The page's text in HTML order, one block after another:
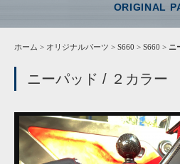
ORIGINAL
ホーム > オリジナルパーツ > S660 > S660 > ニ
ニーパッド / ２カラー